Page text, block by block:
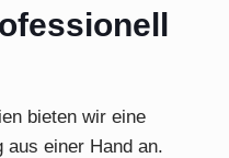
bieten wir eine
aus einer Hand an.